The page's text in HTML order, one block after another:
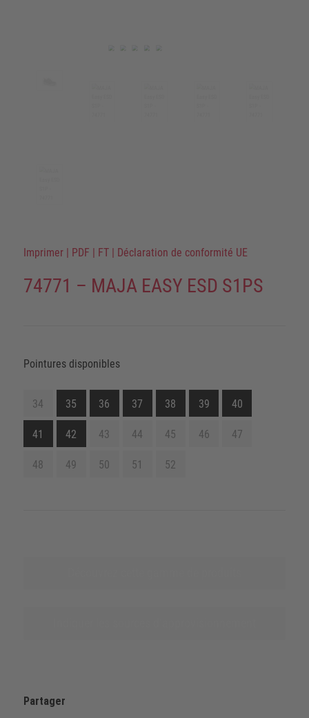
Imprimer | PDF | FT | Déclaration de conformité UE
74771 – MAJA EASY ESD S1PS
Pointures disponibles
34 35 36 37 38 39 40
41 42 43 44 45 46 47
48 49 50 51 52
Partager